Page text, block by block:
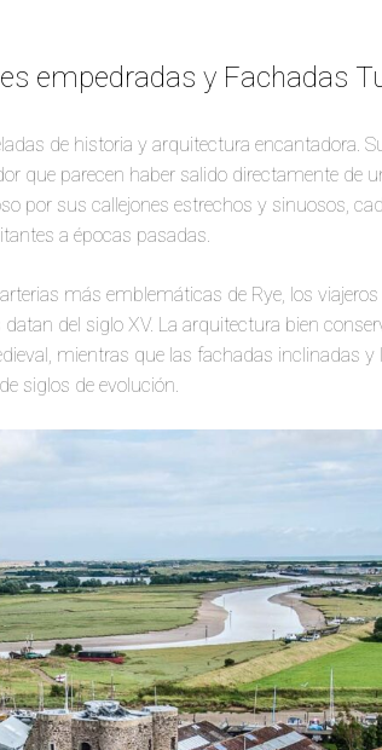
empedradas y Fachadas
de historia y arquitectura encantadora.
que parecen haber salido directamente de
por sus callejones estrechos y sinuosos,
a épocas pasadas.
más emblemáticas de Rye, los
del siglo XV. La arquitectura bien
mientras que las fachadas inclinadas y
siglos de evolución.